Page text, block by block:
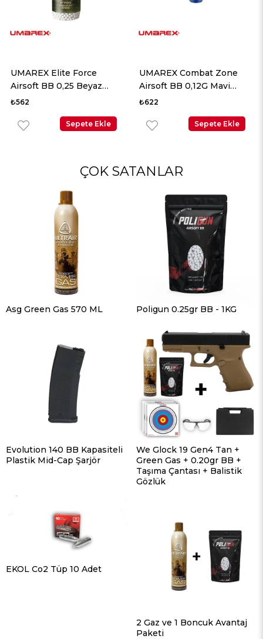
UMAREX Combat Zone
Airsoft BB 0,12G Mavi
5000 Adet
₺622
Sepete Ekle
UMAREX Combat Zone
Airsoft BB 0,12G Sarı 5000
Adet
₺622
Sepete Ekle
ÇOK SATANLAR
Asg Green Gas 570 ML Poligun 0.25gr BB - 1KG
Evolution 140 BB Kapasiteli
Plastik Mid-Cap Şarjör
We Glock 19 Gen4 Tan +
Green Gas + 0.20gr BB +
Taşıma Çantası + Balistik
Gözlük
EKOL Co2 Tüp 10 Adet
2 Gaz ve 1 Boncuk Avantaj
Paketi